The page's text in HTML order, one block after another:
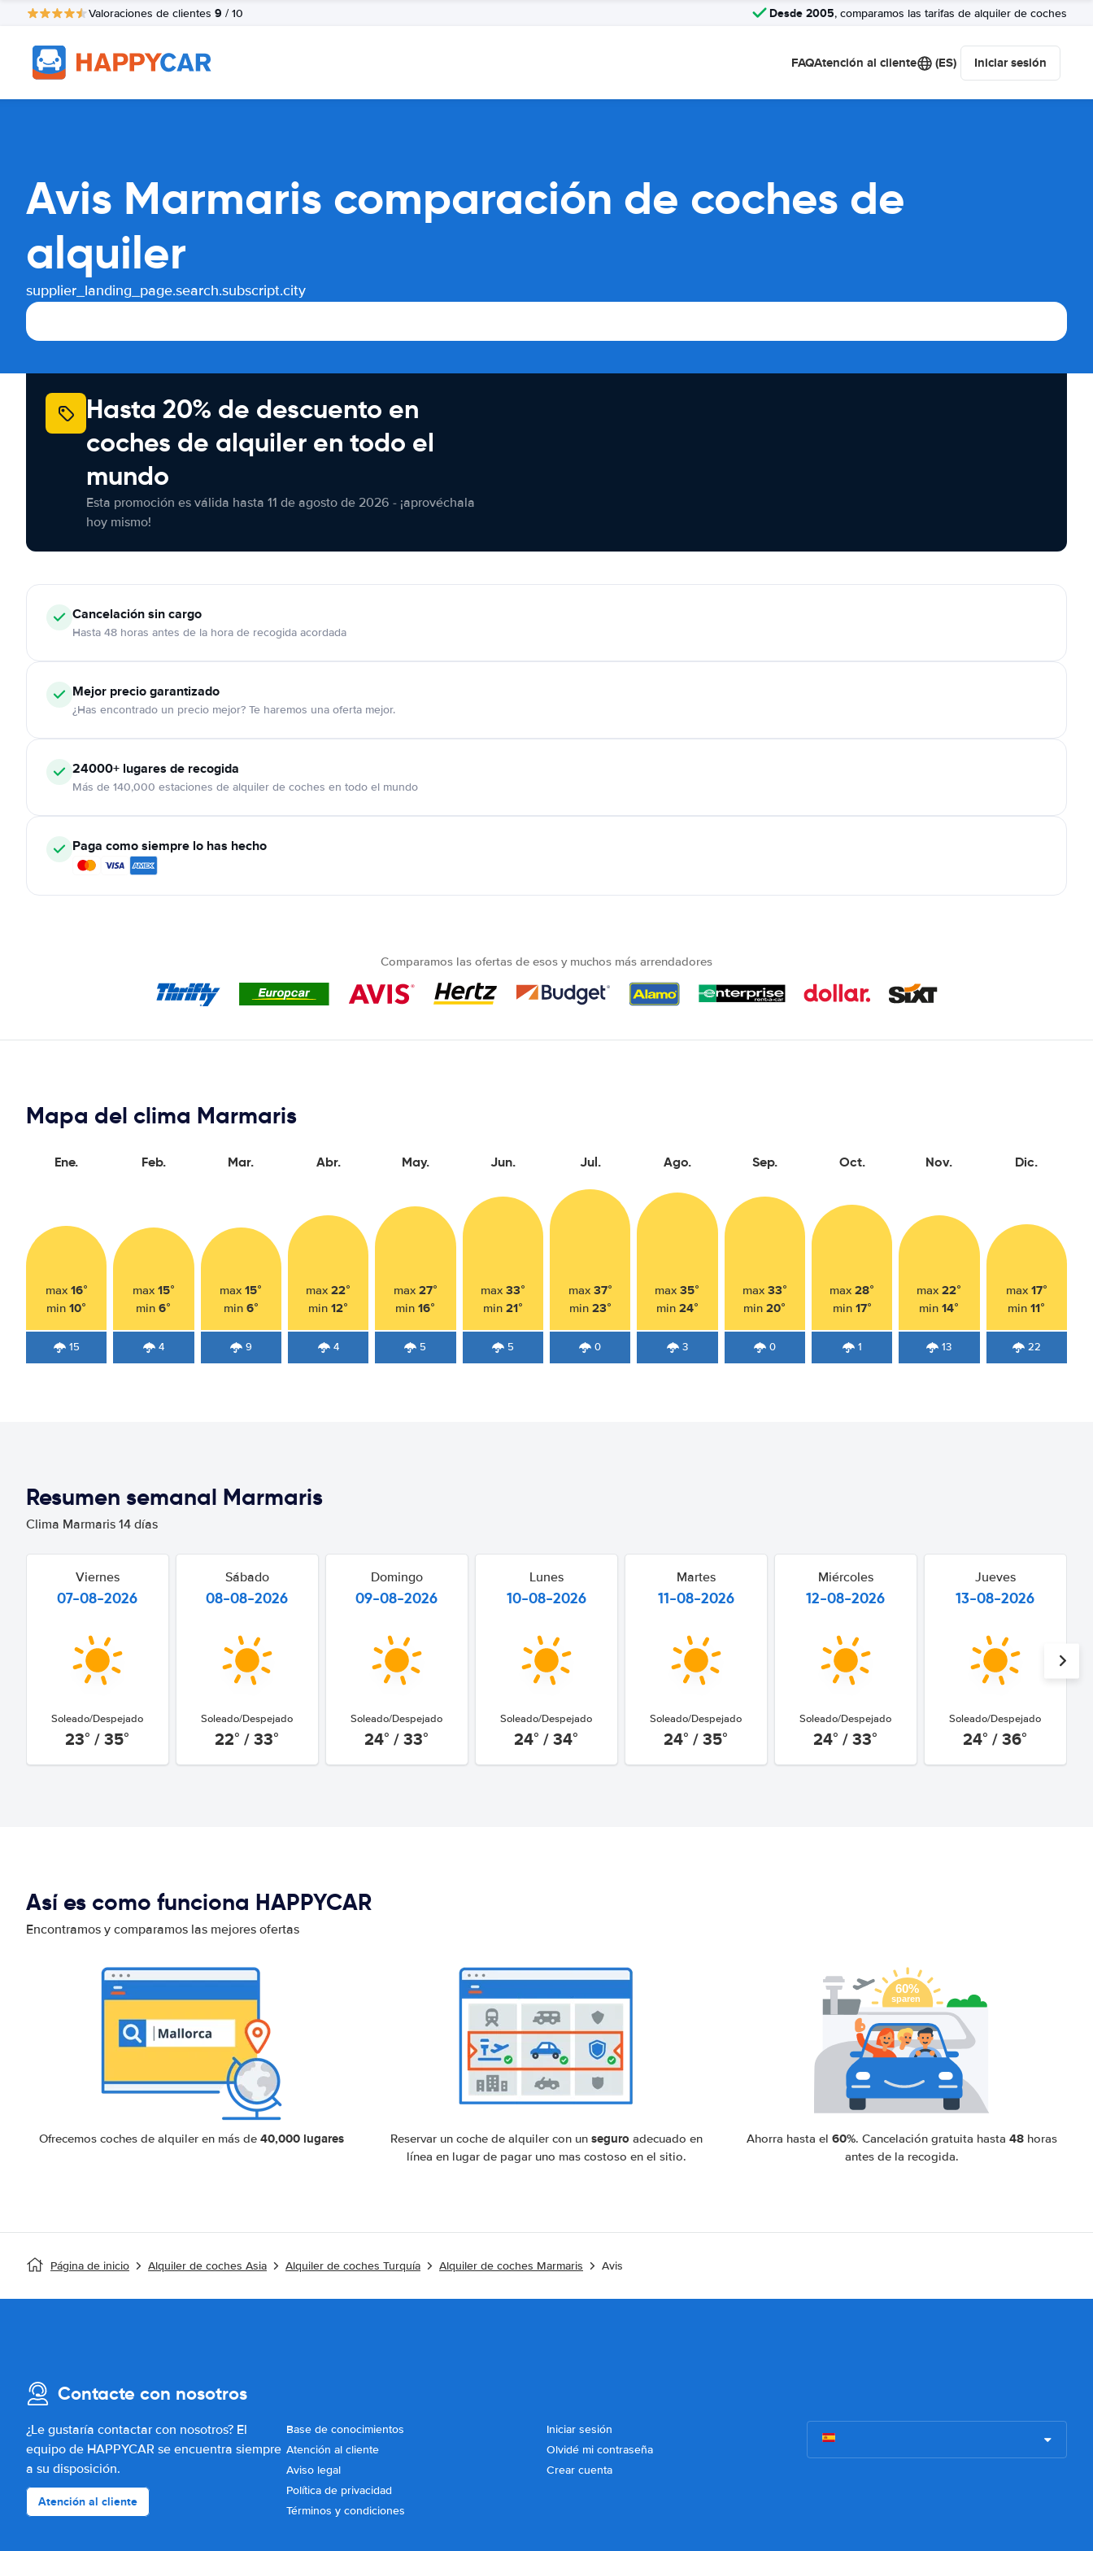
Valoraciones de clientes 9 / 10 Desde 2005, comparamos las tarifas de alquiler de coches
FAQAtención al cliente (ES) Iniciar sesión
Avis Marmaris comparación de coches de
alquiler
supplier_landing_page.search.subscript.city
Hasta 20% de descuento en
coches de alquiler en todo el
mundo
Esta promoción es válida hasta 11 de agosto de 2026 - ¡aprovéchala
hoy mismo!
Cancelaciónsin cargo
Hasta 48 horas antes de la hora de recogida acordada
Mejor precio garantizado
¿Has encontrado un precio mejor? Te haremos una oferta mejor.
24000+ lugares de recogida
Más de 140,000 estaciones de alquiler de coches en todo el mundo
Paga como siempre lo has hecho
Comparamos las ofertas de esos y muchos más arrendadores
Mapa del clima Marmaris
Ene.
max 16°
min10°
15
Feb.
max 15°
min6°
4
Mar.
max15°
min 6°
9
Abr.
max22°
min12°
4
May.
max 27°
min16°
5
Jun.
max 33°
min 21°
5
Jul.
max 37°
min 23°
0
Ago.
max35°
min 24°
3
Sep.
max 33°
min20°
0
Oct.
max28°
min 17°
1
Nov.
max22°
min14°
13
Dic.
max 17°
min11°
22
Resumen semanal Marmaris
Clima Marmaris 14 días
Viernes
07-08-2026
Soleado/Despejado
23° / 35°
Sábado
08-08-2026
Soleado/Despejado
22° / 33°
Domingo
09-08-2026
Soleado/Despejado
24° / 33°
Lunes
10-08-2026
Soleado/Despejado
24° / 34°
Martes
11-08-2026
Soleado/Despejado
24° / 35°
Miércoles
12-08-2026
Soleado/Despejado
24° / 33°
Jueves
13-08-2026
Soleado/Despejado
24° / 36°
Así es como funciona HAPPYCAR
Encontramos y comparamos las mejores ofertas
Ofrecemos coches de alquiler en más de 40,000 lugares Reservar un coche de alquiler con un seguro adecuado en
línea en lugar de pagar uno mas costoso en el sitio.
Ahorra hasta el 60%. Cancelación gratuita hasta 48horas
antes de la recogida.
Página de inicio Alquiler de coches Asia Alquiler de coches Turquía Alquiler de coches Marmaris Avis
Contacte con nosotros
¿Le gustaría contactar con nosotros? El
equipo de HAPPYCAR se encuentra siempre
a su disposición.
Atención al cliente
Base de conocimientos
Atención al cliente
Aviso legal
Política de privacidad
Términos y condiciones
Iniciar sesión
Olvidé mi contraseña
Crear cuenta